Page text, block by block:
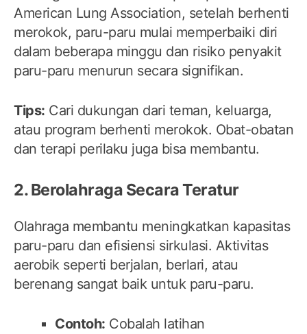
American Lung Association, setelah berhenti
merokok, paru-paru mulai memperbaiki diri
dalam beberapa minggu dan risiko penyakit
paru-paru menurun secara signifikan.
Tips: Cari dukungan dari teman, keluarga,
atau program berhenti merokok. Obat-obatan
dan terapi perilaku juga bisa membantu.
2. Berolahraga Secara Teratur
Olahraga membantu meningkatkan kapasitas
paru-paru dan efisiensi sirkulasi. Aktivitas
aerobik seperti berjalan, berlari, atau
berenang sangat baik untuk paru-paru.
Contoh: Cobalah latihan